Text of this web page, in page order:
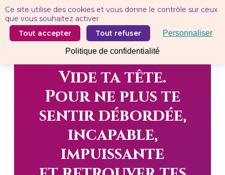
Ce site utilise des cookies et vous donne le contrôle sur ceux
que vous souhaitez activer
Tout accepter
Tout refuser Personnaliser
Politique de confidentialité
POUR LES TÊTES TROP PLEINES ·
HYPERSENSIBLES & TDAH
Vide ta tête.
Pour ne plus te
sentir débordée,
incapable,
impuissante